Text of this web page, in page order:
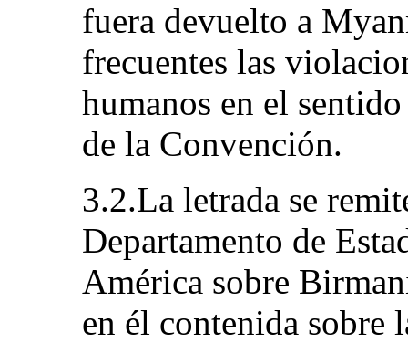
fuera devuelto a
frecuentes las
humanos en el
de la Convención.
3.2.La letrada se
Departamento de
América sobre
en él contenida sobre